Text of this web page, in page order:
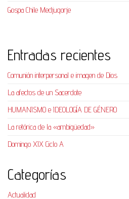
Gospa Chile Medjugorje
Entradas recientes
Comunión interpersonal e imagen de Dios
La afectos de un Sacerdote
HUMANISMO e IDEOLOGÍA DE GÉNERO
La retórica de la «ambigüedad»
Domingo XIX Ciclo A
Categorías
Actualidad